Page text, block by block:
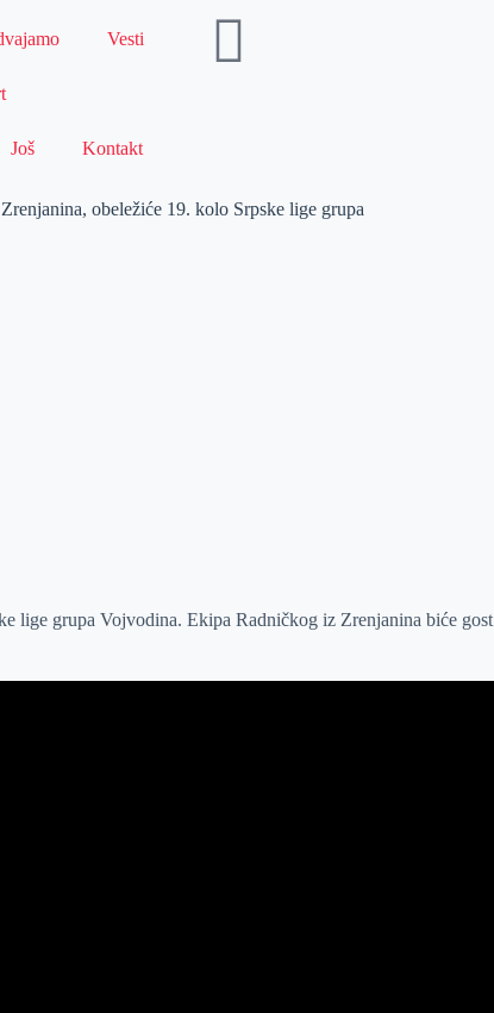
Vesti
Još Kontakt
obeležiće 19. kolo Srpske lige grupa
lige grupa Vojvodina. Ekipa Radničkog iz Zrenjanina biće gost